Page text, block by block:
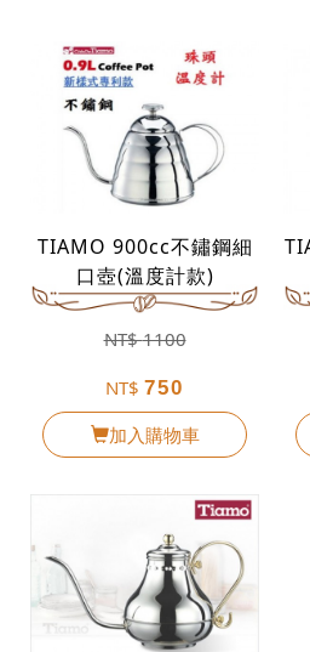
TIAMO 900cc不鏽鋼細
口壺(溫度計款)
NT$1100
NT$ 750
加入購物車